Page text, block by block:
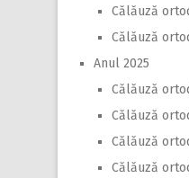
Călăuză
Călăuză
Anul 2025
Călăuză
Călăuză
Călăuză
Călăuză